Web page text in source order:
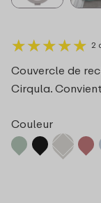
★★★★★
★★★★★ 2
Couvercle de
Cirqula.
Couleur